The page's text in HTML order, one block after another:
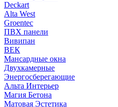
Deckart
Alta West
Groentec
ПВХ панели
Вивипан
ВЕК
Мансардные окна
Двухкамерные
Энергосберегающие
Альта Интерьер
Магия Бетона
Матовая Эстетика